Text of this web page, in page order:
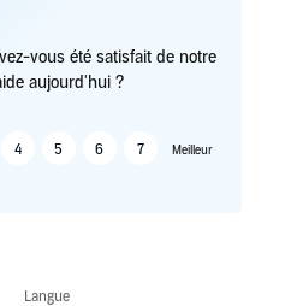
vous été satisfait de notre
aujourd'hui ?
4 5 6 7 Meilleur
Langue